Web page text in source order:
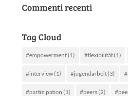
Commenti recenti
Tag Cloud
#empowerment(1) #flexibilität(1)
#interview(1) #jugendarbeit(3)
#partizipation (1) #peers(2)